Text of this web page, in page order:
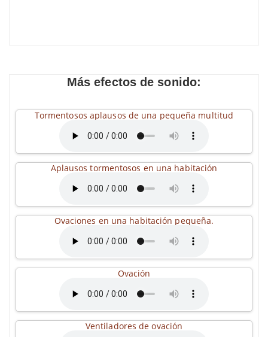
Más efectos de sonido:
Tormentosos aplausos de una pequeña multitud
Aplausos tormentosos en una habitación
Ovaciones en una habitación pequeña.
Ovación
Ventiladores de ovación